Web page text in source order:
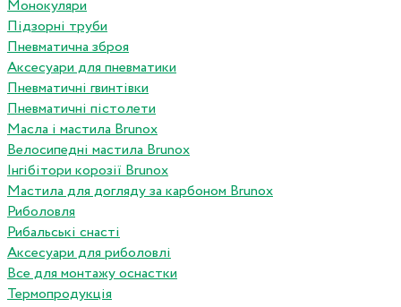
Монокуляри
Підзорні труби
Пневматична зброя
Аксесуари для пневматики
Пневматичні гвинтівки
Пневматичні пістолети
Масла і мастила Brunox
Велосипедні мастила Brunox
Інгібітори корозії Brunox
Мастила для догляду за карбоном Brunox
Риболовля
Рибальські снасті
Аксесуари для риболовлі
Все для монтажу оснастки
Термопродукція